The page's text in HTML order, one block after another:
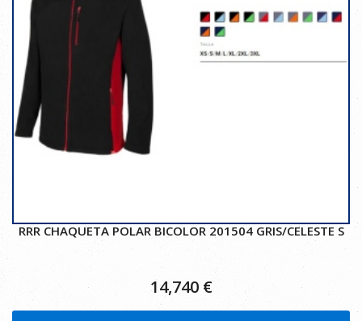
RRR CHAQUETA POLAR BICOLOR 201504 GRIS/CELESTE S
14,740€